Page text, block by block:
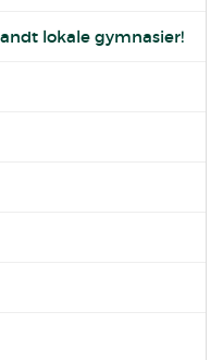
lokale gymnasier!